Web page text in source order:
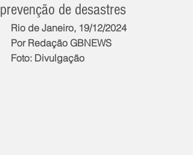
prevenção de desastres
Rio de Janeiro, 19/12/2024
Por Redação GBNEWS
Foto: Divulgação